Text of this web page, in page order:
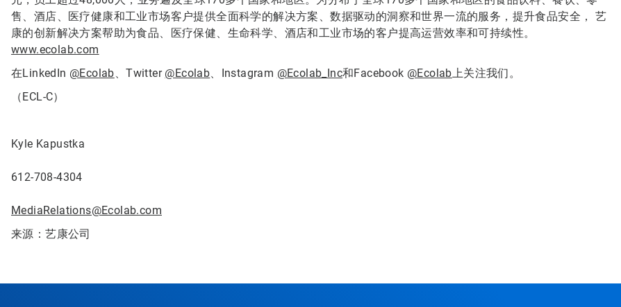
售、酒店、医疗健康和工业市场客户提供全面科学的解决方案、数据驱动的洞察和世界一流的服务，提升食品安全， 艺
康的创新解决方案帮助为食品、医疗保健、生命科学、酒店和工业市场的客户提高运营效率和可持续性。
www.ecolab.com
在LinkedIn @Ecolab 、Twitter @Ecolab 、Instagram @Ecolab_Inc和Facebook @Ecolab 上关注我们。
（ECL-C）
Kyle Kapustka
612-708-4304
MediaRelations@Ecolab.com
来源：艺康公司